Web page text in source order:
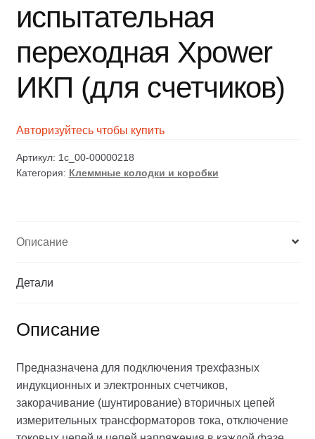
испытательная
переходная Xpower
ИКП (для счетчиков)
Авторизуйтесь чтобы купить
Артикул: 1c_00-00000218
Категория: Клеммные колодки и коробки
Описание
Детали
Описание
Предназначена для подключения трехфазных
индукционных и электронных счетчиков,
закорачивание (шунтирование) вторичных цепей
измерительных трансформаторов тока, отключение